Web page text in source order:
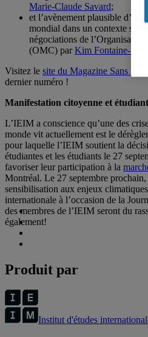
Marie-Claude Savard;
et l’avènement plausible d’un
mondial dans un contexte sous
négociations de l’Organisation
(OMC) parKim Fontaine-
Visitez le site du Magazine Sans
dernier numéro !
Manifestation citoyenne et
L’IEIM a conscience qu’une des
monde vit actuellement est le
pour laquelle l’IEIM soutient la
étudiantes et les étudiants le 27
favoriser leur participation à la
Montréal. Le 27 septembre
sensibilisation aux enjeux
internationale à l’occasion de la
des membres de l’IEIM seront du
également!
Produit par
Institut d'études